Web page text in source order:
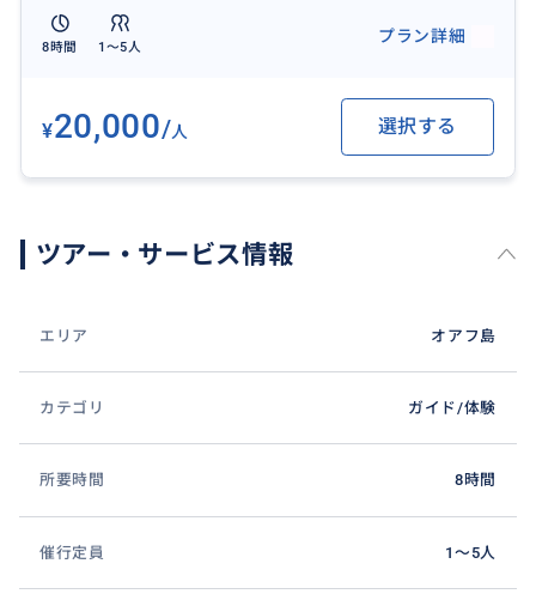
上記料金は8時間の料金です。
・ホテルまでの往復送迎
・ドライバーへのチップ
・ガソリン代
【キャンセルフィーが発生する場合のキャンセルポリ
シー】
・前日までのキャンセル料: 無料
いとさせて頂きます。
8時間 1〜5人
プラン詳細
¥20,000/人 選択する
ツアー・サービス情報
エリア オアフ島
カテゴリ ガイド/体験
所要時間 8時間
催行定員 1〜5人